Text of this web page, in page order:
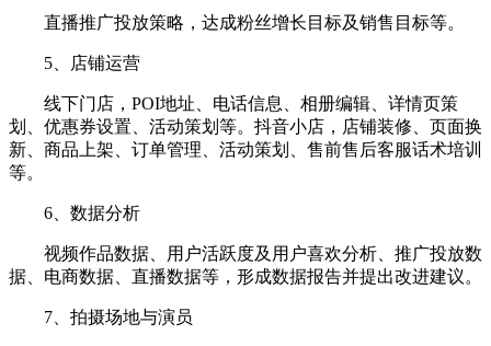
直播推广投放策略，达成粉丝增长目标及销售目标等。
5、店铺运营
线下门店，POI地址、电话信息、相册编辑、详情页策
划、优惠券设置、活动策划等。抖音小店，店铺装修、页面换
新、商品上架、订单管理、活动策划、售前售后客服话术培训
等。
6、数据分析
视频作品数据、用户活跃度及用户喜欢分析、推广投放数
据、电商数据、直播数据等，形成数据报告并提出改进建议。
7、拍摄场地与演员